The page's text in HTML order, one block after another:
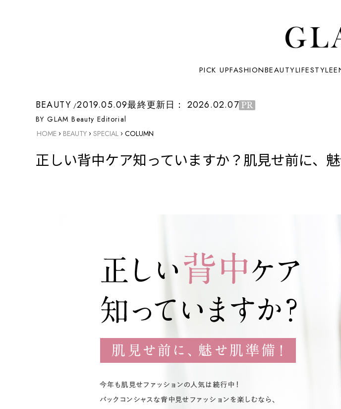
PICK UPFASHIONBEAUTYLIFESTYLE
BEAUTY 2019.05.09最終更新日： 2026.02.07 PR
BY GLAM Beauty Editorial
HOME › BEAUTY › SPECIAL › COLUMN
正しい背中ケア知っていますか？肌見せ前に、魅